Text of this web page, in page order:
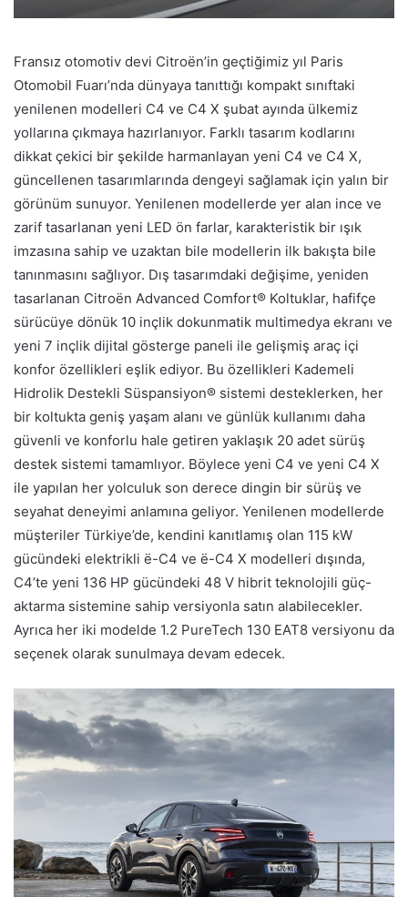
Fransız otomotiv devi Citroën’in geçtiğimiz yıl Paris
Otomobil Fuarı’nda dünyaya tanıttığı kompakt sınıftaki
yenilenen modelleri C4 ve C4 X şubat ayında ülkemiz
yollarına çıkmaya hazırlanıyor. Farklı tasarım kodlarını
dikkat çekici bir şekilde harmanlayan yeni C4 ve C4 X,
güncellenen tasarımlarında dengeyi sağlamak için yalın bir
görünüm sunuyor. Yenilenen modellerde yer alan ince ve
zarif tasarlanan yeni LED ön farlar, karakteristik bir ışık
imzasına sahip ve uzaktan bile modellerin ilk bakışta bile
tanınmasını sağlıyor. Dış tasarımdaki değişime, yeniden
tasarlanan Citroën Advanced Comfort® Koltuklar, hafifçe
sürücüye dönük 10 inçlik dokunmatik multimedya ekranı ve
yeni 7 inçlik dijital gösterge paneli ile gelişmiş araç içi
konfor özellikleri eşlik ediyor. Bu özellikleri Kademeli
Hidrolik Destekli Süspansiyon® sistemi desteklerken, her
bir koltukta geniş yaşam alanı ve günlük kullanımı daha
güvenli ve konforlu hale getiren yaklaşık 20 adet sürüş
destek sistemi tamamlıyor. Böylece yeni C4 ve yeni C4 X
ile yapılan her yolculuk son derece dingin bir sürüş ve
seyahat deneyimi anlamına geliyor. Yenilenen modellerde
müşteriler Türkiye’de, kendini kanıtlamış olan 115 kW
gücündeki elektrikli ë-C4 ve ë-C4 X modelleri dışında,
C4’te yeni 136 HP gücündeki 48 V hibrit teknolojili güç-
aktarma sistemine sahip versiyonla satın alabilecekler.
Ayrıca her iki modelde 1.2 PureTech 130 EAT8 versiyonu da
seçenek olarak sunulmaya devam edecek.